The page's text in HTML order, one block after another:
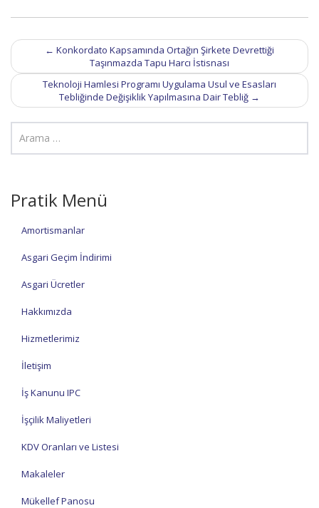
Post
navigation
← Konkordato Kapsamında Ortağın Şirkete Devrettiği
Taşınmazda Tapu Harcı İstisnası
Teknoloji Hamlesi Programı Uygulama Usul ve Esasları
Tebliğinde Değişiklik Yapılmasına Dair Tebliğ →
Pratik Menü
Amortismanlar
Asgari Geçim İndirimi
Asgari Ücretler
Hakkımızda
Hizmetlerimiz
İletişim
İş Kanunu IPC
İşçilik Maliyetleri
KDV Oranları ve Listesi
Makaleler
Mükellef Panosu